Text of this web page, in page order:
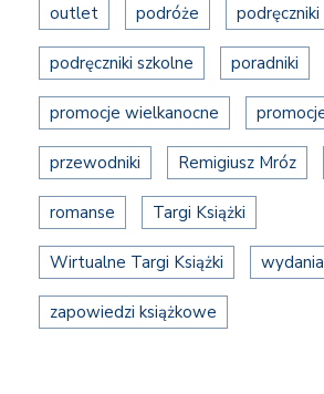
outlet podróże
podręczniki szkolne poradniki
promocje wielkanocne
przewodniki Remigiusz Mróz
romanse Targi Książki
Wirtualne Targi Książki
zapowiedzi książkowe